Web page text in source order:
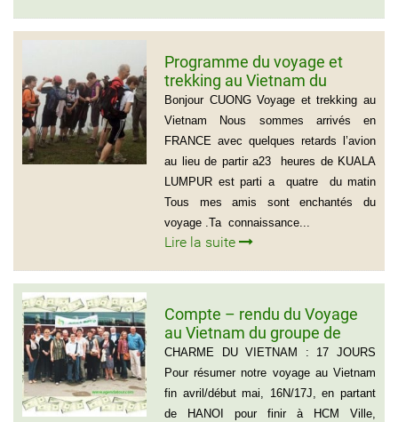
Programme du voyage et
trekking au Vietnam du
groupe d’amis de Mr Louis
COURTESOLLE (14
personnes)
Bonjour CUONG Voyage et trekking au
Vietnam Nous sommes arrivés en
FRANCE avec quelques retards l’avion
au lieu de partir a23 heures de KUALA
LUMPUR est parti a quatre du matin
Tous mes amis sont enchantés du
voyage .Ta connaissance...
Lire la suite
Compte – rendu du Voyage
au Vietnam du groupe de
Madame ANNA BOVO
(Groupe de 21 personnes) –
Français
CHARME DU VIETNAM : 17 JOURS
Pour résumer notre voyage au Vietnam
fin avril/début mai, 16N/17J, en partant
de HANOI pour finir à HCM Ville,